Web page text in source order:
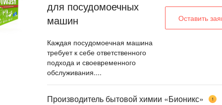
для посудомоечных
машин
Каждая посудомоечная машина
требует к себе ответственного
подхода и своевременного
обслуживания....
Оставить
Производитель бытовой химии «Бионикс» 1